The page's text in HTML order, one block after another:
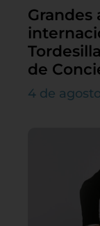
Grandes
de
4 de